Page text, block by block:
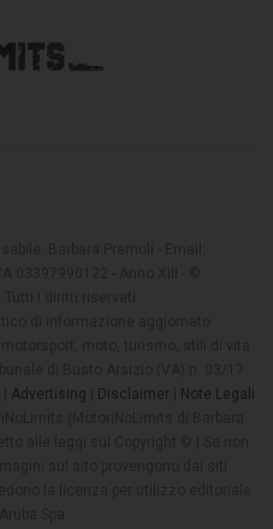
Advertising Disclaimer
Note Legali